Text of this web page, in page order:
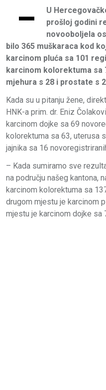
–
U
prošloj godini
novooboljela
bilo 365 muškaraca kod
karcinom pluća sa 101
karcinom kolorektuma sa
mjehura s 28 i prostate s
Kada su u pitanju žene,
HNK-a prim. dr. Eniz
karcinom dojke sa 69
kolorektuma sa 63, uterusa
jajnika sa 16
– Kada sumiramo sve
na području našeg kantona,
karcinom kolorektuma sa
drugom mjestu je karcinom
mjestu je karcinom dojke sa